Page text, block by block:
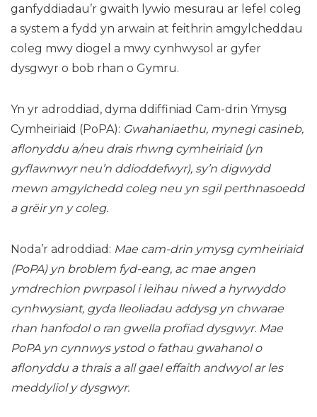
ganfyddiadau’r gwaith lywio mesurau ar lefel coleg
a system a fydd yn arwain at feithrin amgylcheddau
coleg mwy diogel a mwy cynhwysol ar gyfer
dysgwyr o bob rhan o Gymru.
Yn yr adroddiad, dyma ddiffiniad Cam-drin Ymysg
Cymheiriaid (PoPA): Gwahaniaethu, mynegi casineb,
aflonyddu a/neu drais rhwng cymheiriaid (yn
gyflawnwyr neu’n ddioddefwyr), sy’n digwydd
mewn amgylchedd coleg neu yn sgil perthnasoedd
a grëir yn y coleg.
Noda’r adroddiad: Mae cam-drin ymysg cymheiriaid
(PoPA) yn broblem fyd-eang, ac mae angen
ymdrechion pwrpasol i leihau niwed a hyrwyddo
cynhwysiant, gyda lleoliadau addysg yn chwarae
rhan hanfodol o ran gwella profiad dysgwyr. Mae
PoPA yn cynnwys ystod o fathau gwahanol o
aflonyddu a thrais a all gael effaith andwyol ar les
meddyliol y dysgwyr.